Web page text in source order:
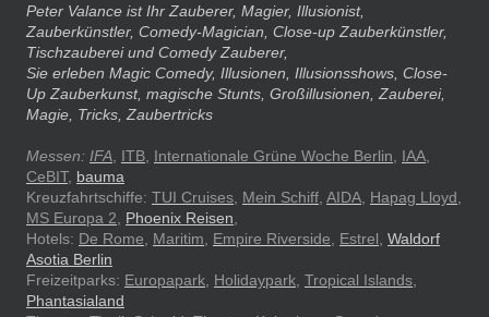
Peter Valance ist Ihr Zauberer, Magier, Illusionist,
Zauberkünstler, Comedy-Magician, Close-up Zauberkünstler,
Tischzauberei und Comedy Zauberer,
Sie erleben Magic Comedy, Illusionen, Illusionsshows, Close-
Up Zauberkunst, magische Stunts, Großillusionen, Zauberei,
Magie, Tricks, Zaubertricks
Messen: IFA ITB Internationale Grüne Woche Berlin IAA
CeBIT, bauma
Kreuzfahrtschiffe: TUI Cruises Mein Schiff AIDA Hapag Lloyd
MS Europa 2
Phoenix Reisen
Hotels: De Rome Maritim Empire Riverside Estrel Waldorf
Asotia Berlin
Freizeitparks: Europapark Holidaypark Tropical Islands
Phantasialand